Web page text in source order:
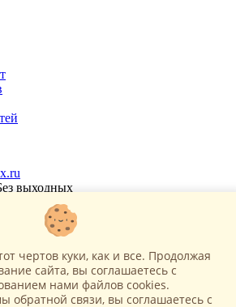
выходных
шоссе 35 стр 2
копирование контента запрещено и
чертов куки, как и все. Продолжая
сайта, вы соглашаетесь c
нами файлов cookies.
обратной связи, вы соглашаетесь с